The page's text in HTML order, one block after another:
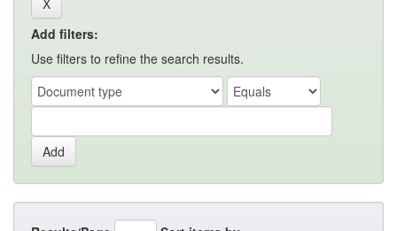
Add filters:
Use filters to refine the search results.